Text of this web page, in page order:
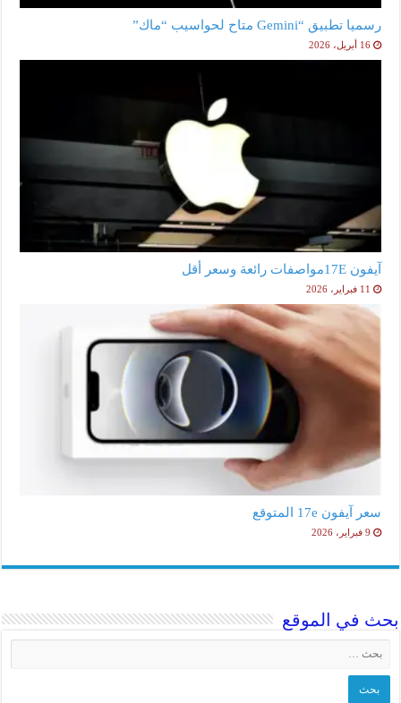
رسميا تطبيق “Gemini متاح لحواسيب “ماك”
16 أبريل، 2026
آيفون 17Eمواصفات رائعة وسعر أقل
11 فبراير، 2026
سعر آيفون 17e المتوقع
9 فبراير، 2026
بحث في الموقع